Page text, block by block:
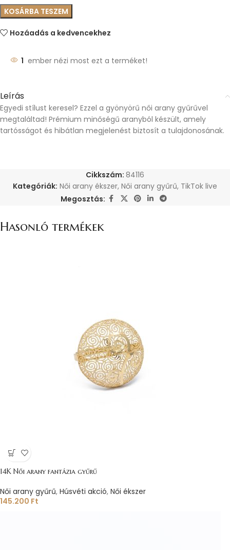
KOSÁRBA TESZEM
Hozáadás a kedvencekhez
1 ember nézi most ezt a terméket!
Leírás
Egyedi stílust keresel? Ezzel a gyönyörű női arany gyűrűvel
megtaláltad! Prémium minőségű aranyból készült, amely
tartósságot és hibátlan megjelenést biztosít a tulajdonosának.
Cikkszám: 84116
Kategóriák: Női arany ékszer, Női arany gyűrű, TikTok live
Megosztás:
Hasonló termékek
14K Női arany fantázia gyűrű
Női arany gyűrű, Húsvéti akció, Női ékszer
145.200 Ft